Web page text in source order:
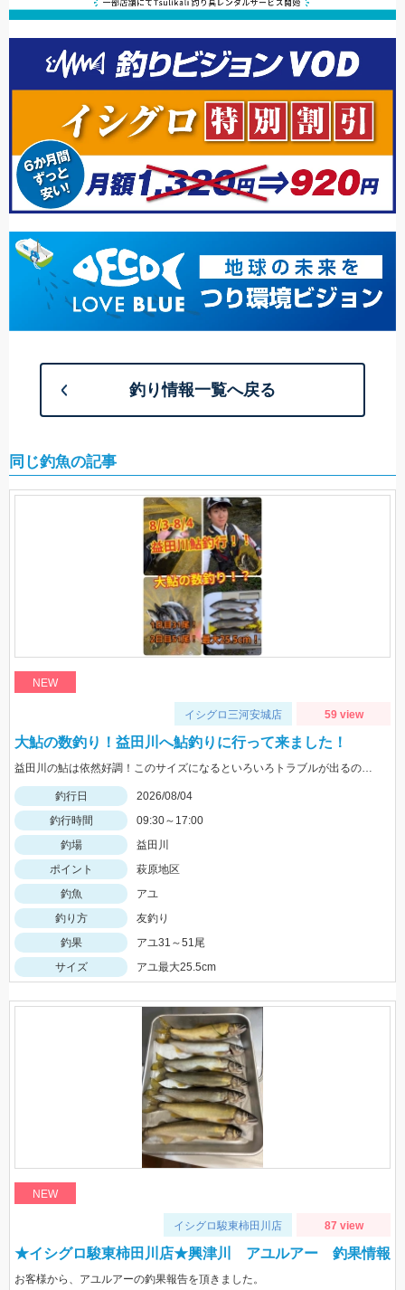
釣り情報一覧へ戻る
同じ釣魚の記事
NEW
イシグロ三河安城店 59 view
大鮎の数釣り！益田川へ鮎釣りに行って来ました！
益田川の鮎は依然好調！このサイズになるといろいろトラブルが出るので仕掛けは太めがおすすめです！針は7.5号～８号！三河安城店岩崎釣行
釣行日
2026/08/04
釣行時間
09:30～17:00
釣場
益田川
ポイント
萩原地区
釣魚
アユ
釣り方
友釣り
釣果
アユ31～51尾
サイズ
アユ最大25.5cm
NEW
イシグロ駿東柿田川店 87 view
★イシグロ駿東柿田川店★興津川 アユルアー 釣果情報
お客様から、アユルアーの釣果報告を頂きました。